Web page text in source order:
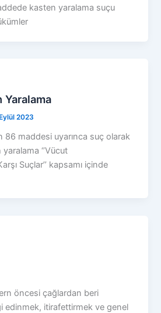
kasten yaralama suçu
Yaralama
2023
86 maddesi uyarınca suç olarak
‘’Vücut
Suçlar’’ kapsamı içinde
öncesi çağlardan beri
edinmek, itirafettirmek ve genel